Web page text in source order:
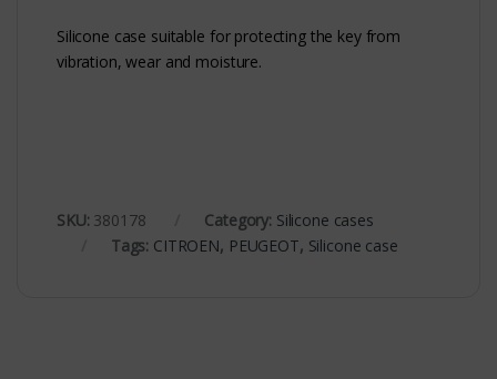
Silicone case suitable for protecting the key from
vibration, wear and moisture.
SKU: 380178 Category: Silicone cases
Tags: CITROEN, PEUGEOT, Silicone case